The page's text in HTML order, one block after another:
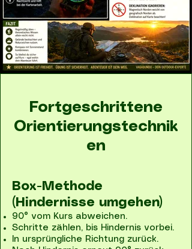
Fortgeschrittene
Orientierungstechnik
en
Box-Methode
(Hindernisse umgehen)
90° vom Kurs abweichen.
Schritte zählen, bis Hindernis vorbei.
In ursprüngliche Richtung zurück.